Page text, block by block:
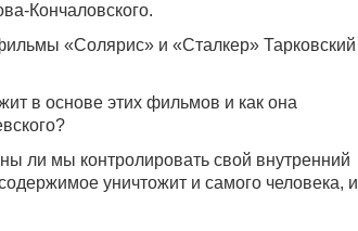
Кончаловского.
«Солярис» и «Сталкер» Тарковский
в основе этих фильмов и как она
ли мы контролировать свой внутренний
уничтожит и самого человека, и